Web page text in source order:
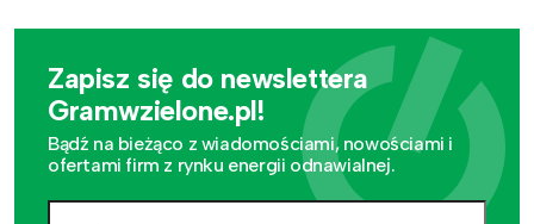
Zapisz się do newslettera
Gramwzielone.pl!
Bądź na bieżąco z wiadomościami, nowościami i
ofertami firm z rynku energii odnawialnej.